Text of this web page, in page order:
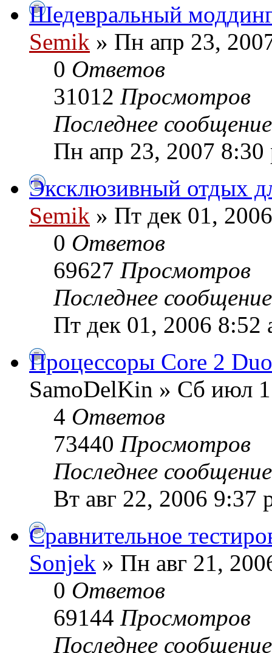
Шедевральный
Semik » Пн апр 23,
0 Ответов
31012 Просмотров
Последнее
Пн апр 23, 2007 8:30
Эксклюзивный отдых
Semik » Пт дек 01,
0 Ответов
69627 Просмотров
Последнее
Пт дек 01, 2006 8:52
Процессоры Core 2
SamoDelKin » Сб июл
4 Ответов
73440 Просмотров
Последнее
Вт авг 22, 2006 9:37
Сравнительное
Sonjek » Пн авг 21,
0 Ответов
69144 Просмотров
Последнее